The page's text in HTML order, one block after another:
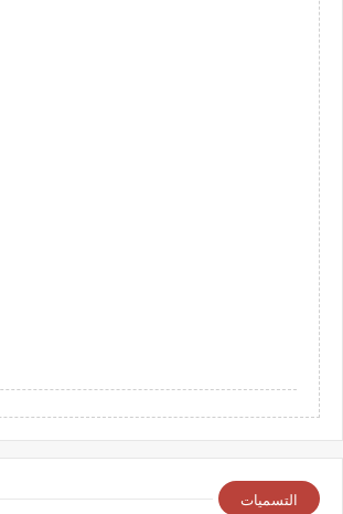
التسميات